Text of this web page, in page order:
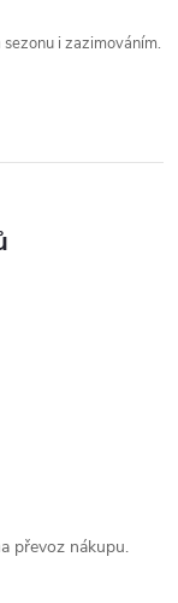
i zazimováním.
převoz nákupu.